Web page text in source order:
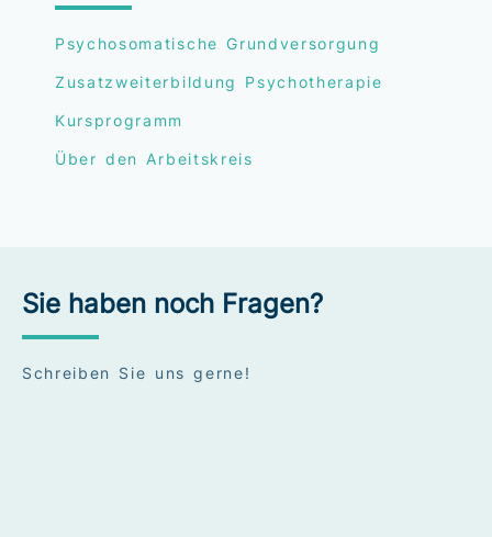
Psychosomatische Grundversorgung
Zusatzweiterbildung Psychotherapie
Kursprogramm
Über den Arbeitskreis
Sie haben noch Fragen?
Schreiben Sie uns gerne!